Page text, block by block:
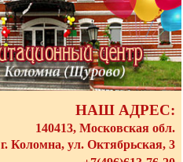
НАШ АДРЕС:
140413, Московская обл.
г. Коломна, ул. Октябрьская, 3